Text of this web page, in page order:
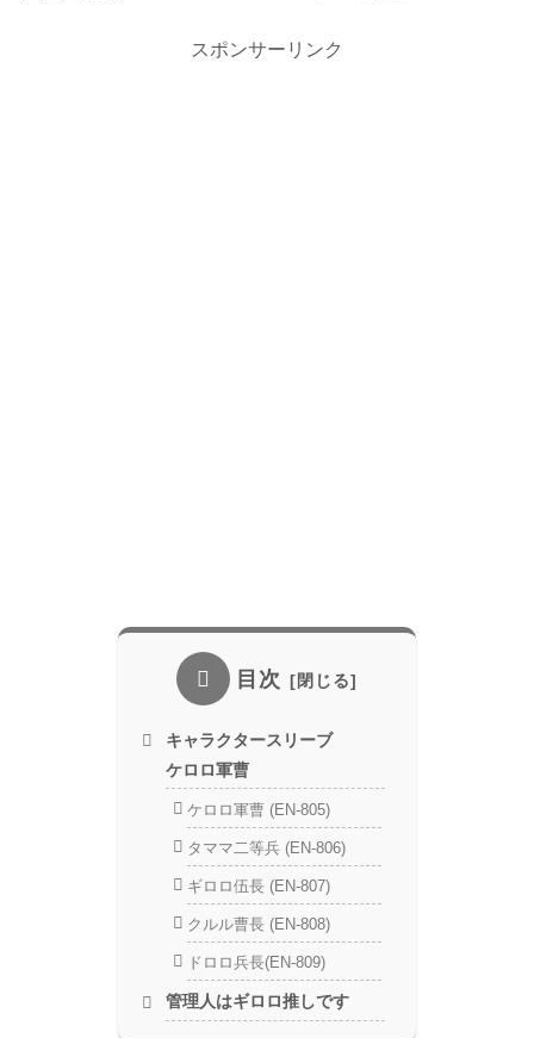
スポンサーリンク
目次
キャラクタースリーブ
ケロロ軍曹
ケロロ軍曹 (EN-805)
タママ二等兵 (EN-806)
ギロロ伍長 (EN-807)
クルル曹長 (EN-808)
ドロロ兵長(EN-809)
管理人はギロロ推しです